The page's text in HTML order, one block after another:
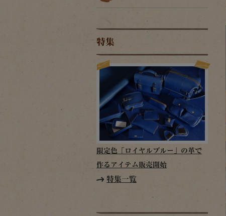
特集
限定色「ロイヤルブルー」の革で
作るアイテム販売開始
特集一覧